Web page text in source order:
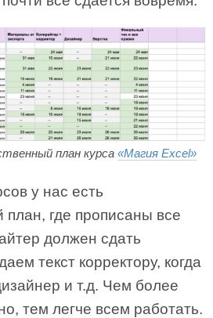
план курса «Магия Excel»
у нас есть
план, где прописаны все
должен сдать
текст корректору, когда
и т.д. Чем более
тем легче всем работать.